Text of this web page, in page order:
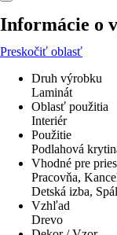
Informácie o
Preskočiť oblasť
Druh výrobku
Laminát
Oblasť použitia
Interiér
Použitie
Podlahová
Vhodné pre
Pracovňa,
Detská izba,
Vzhľad
Drevo